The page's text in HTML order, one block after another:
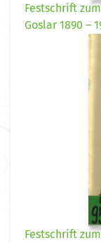
Festschrift
Goslar 1890 –
Festschrift